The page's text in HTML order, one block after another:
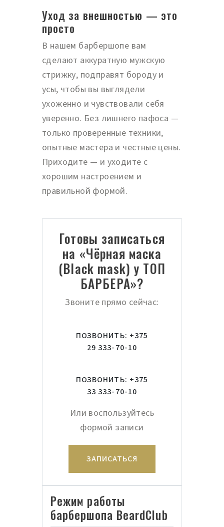
Уход за внешностью — это
просто
В нашем барбершопе вам
сделают аккуратную мужскую
стрижку, подправят бороду и
усы, чтобы вы выглядели
ухоженно и чувствовали себя
уверенно. Без лишнего пафоса —
только проверенные техники,
опытные мастера и честные цены.
Приходите — и уходите с
хорошим настроением и
правильной формой.
Готовы записаться
на «Чёрная маска
(Black mask) у ТОП
БАРБЕРА»?
Звоните прямо сейчас:
ПОЗВОНИТЬ: +375
29 333-70-10
ПОЗВОНИТЬ: +375
33 333-70-10
Или воспользуйтесь
формой записи
ЗАПИСАТЬСЯ
Режим работы
барбершопа BeardClub